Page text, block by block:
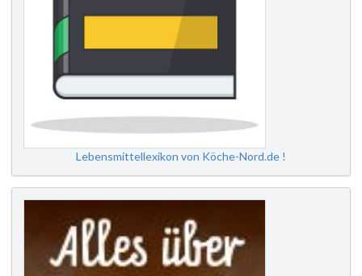
Lebensmittellexikon von Köche-Nord.de !